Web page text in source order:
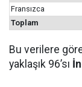
Fransızca
Toplam
Bu verilere
yaklaşık 96’sı